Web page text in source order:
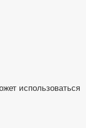
использоваться